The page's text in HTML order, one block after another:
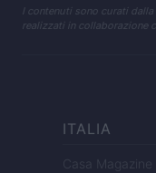
I contenuti sono curati
realizzati in collaborazione
ITALIA
Casa Magazine